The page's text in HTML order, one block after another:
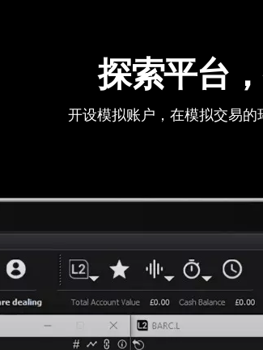
探索平台
开设模拟账户，在模拟交易